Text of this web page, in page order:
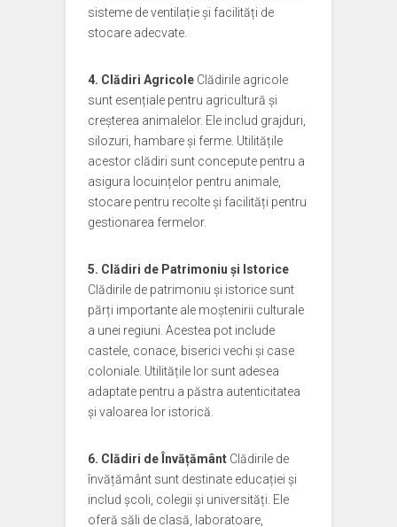
sisteme de ventilație și facilități de
stocare adecvate.
4. Clădiri Agricole Clădirile agricole
sunt esențiale pentru agricultură și
creșterea animalelor. Ele includ grajduri,
silozuri, hambare și ferme. Utilitățile
acestor clădiri sunt concepute pentru a
asigura locuințelor pentru animale,
stocare pentru recolte și facilități pentru
gestionarea fermelor.
5. Clădiri de Patrimoniu și Istorice
Clădirile de patrimoniu și istorice sunt
părți importante ale moștenirii culturale
a unei regiuni. Acestea pot include
castele, conace, biserici vechi și case
coloniale. Utilitățile lor sunt adesea
adaptate pentru a păstra autenticitatea
și valoarea lor istorică.
6. Clădiri de Învățământ Clădirile de
învățământ sunt destinate educației și
includ școli, colegii și universități. Ele
oferă săli de clasă, laboratoare,